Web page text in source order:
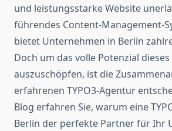
und leistungsstarke Website
führendes Content-Management-
bietet Unternehmen in Berlin
Doch um das volle Potenzial dieses
auszuschöpfen, ist die
erfahrenen TYPO3-Agentur
Blog erfahren Sie, warum eine
Berlin der perfekte Partner für Ihr